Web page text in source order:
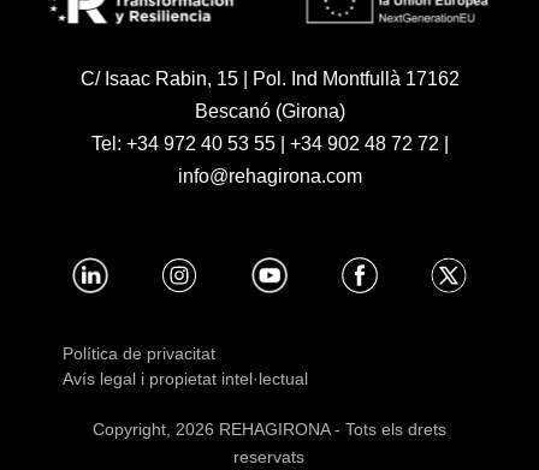
C/ Isaac Rabin, 15 | Pol. Ind Montfullà 17162
Bescanó (Girona)
Tel: +34 972 40 53 55| +34 902 48 72 72
info@rehagirona.com
Copyright, 2026 REHAGIRONA - Tots els drets
reservats
Política de privacitat
Avís legal i propietat intel·lectual